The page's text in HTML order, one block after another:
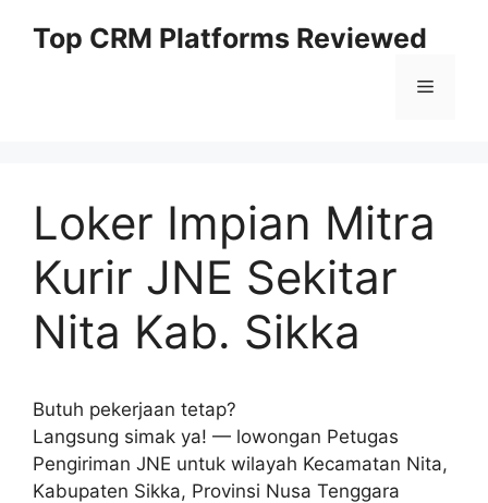
Top CRM Platforms Reviewed
Menu
Loker Impian Mitra
Kurir JNE Sekitar
Nita Kab. Sikka
Butuh pekerjaan tetap?
Langsung simak ya! — lowongan Petugas
Pengiriman JNE untuk wilayah Kecamatan Nita,
Kabupaten Sikka, Provinsi Nusa Tenggara